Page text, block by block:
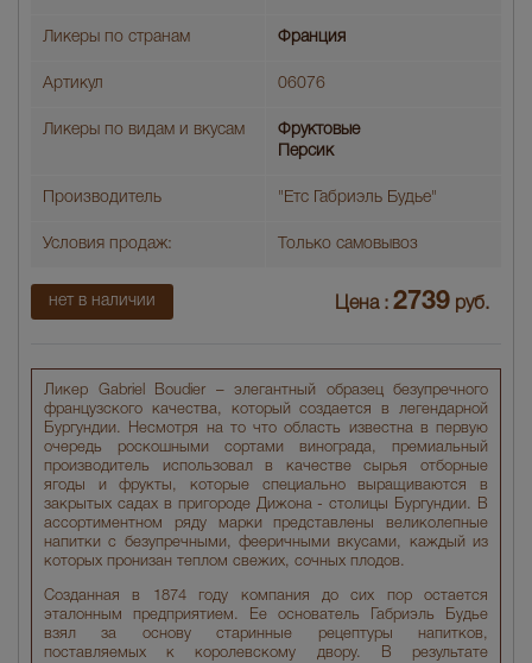
Ликер Gabriel Boudier – элегантный образец безупречного
французского качества, который создается в легендарной
Бургундии. Несмотря на то что область известна в первую
очередь роскошными сортами винограда, премиальный
производитель использовал в качестве сырья отборные
ягоды и фрукты, которые специально выращиваются в
закрытых садах в пригороде Дижона - столицы Бургундии. В
ассортиментном ряду марки представлены великолепные
напитки с безупречными, фееричными вкусами, каждый из
которых пронизан теплом свежих, сочных плодов.
Созданная в 1874 году компания до сих пор остается
эталонным предприятием. Ее основатель Габриэль Будье
взял за основу старинные рецептуры напитков,
поставляемых к королевскому двору. В результате
Ликеры по странам Франция
Артикул 06076
Ликеры по видам и вкусам
Фруктовые
Персик
Производитель "Етс Габриэль Будье"
Условия продаж: Только самовывоз
нет в наличии Цена : 2739 руб.